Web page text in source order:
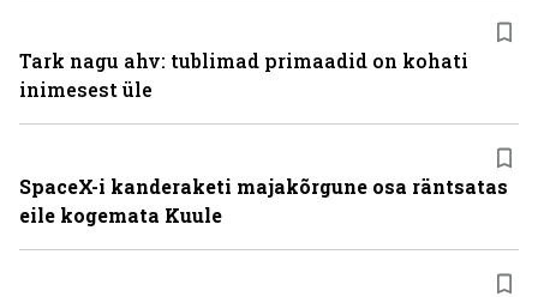
Tark nagu ahv: tublimad primaadid on kohati
inimesest üle
SpaceX-i kanderaketi majakõrgune osa räntsatas
eile kogemata Kuule